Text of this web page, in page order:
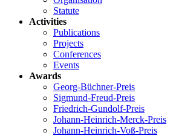
Statute
Activities
Publications
Projects
Conferences
Events
Awards
Georg-Büchner-Preis
Sigmund-Freud-Preis
Friedrich-Gundolf-Preis
Johann-Heinrich-Merck-Preis
Johann-Heinrich-Voß-Preis